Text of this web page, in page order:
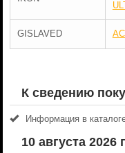
GISLAVED
К сведению
Информация в
10 августа 2026